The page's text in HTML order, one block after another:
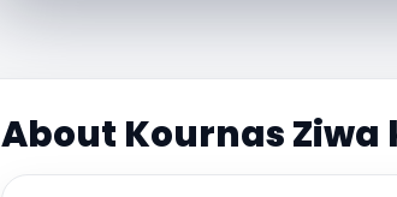
About Kournas